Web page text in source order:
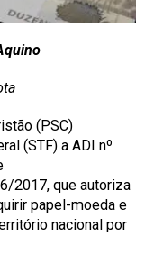
(PSC)
(STF) a ADI nº
2017, que autoriza
papel-moeda e
nacional por